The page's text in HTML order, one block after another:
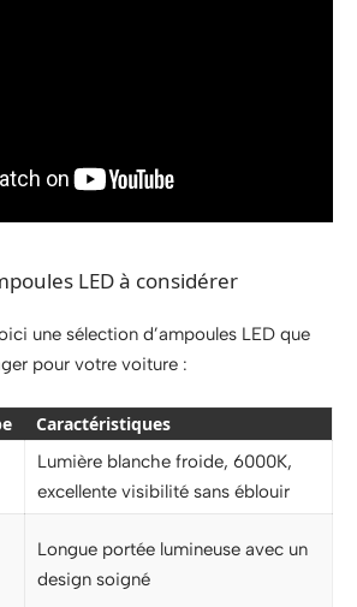
LED à considérer
une sélection d’ampoules LED que
pour votre voiture :
Caractéristiques
Lumière blanche froide, 6000K,
excellente visibilité sans éblouir
Longue portée lumineuse avec un
design soigné